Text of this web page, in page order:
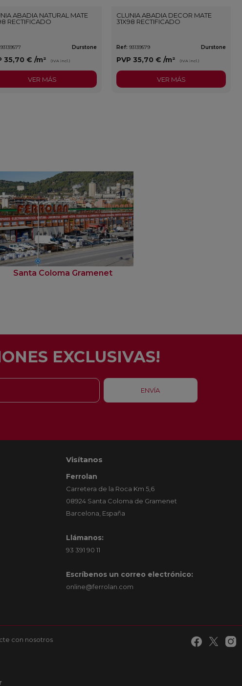
ABADIA NATURAL MATE
RECTIFICADO
93139577 Durstone
35,70 €/m² (IVA incl.)
VER MÁS
CLUNIA ABADIA DECOR MATE
31X98 RECTIFICADO
Ref: 93139579 Durstone
PVP 35,70 €/m² (IVA incl.)
VER MÁS
Santa Coloma Gramenet
EXCLUSIVAS!
Visítanos
Ferrolan
Carretera de la Roca Km 5,6
08924 Santa Coloma de Gramenet
Barcelona, España
Llámanos:
93 391 90 11
Escríbenos un correo electrónico:
online@ferrolan.com
con nosotros